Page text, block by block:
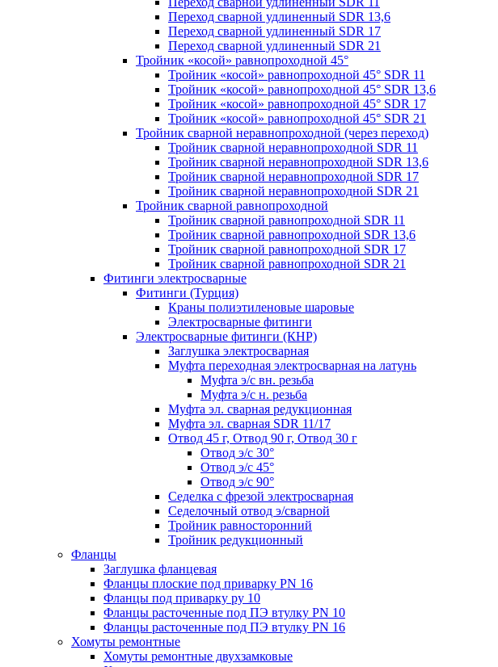
Переход сварной удлиненный SDR 13,6
Переход сварной удлиненный SDR 17
Переход сварной удлиненный SDR 21
Тройник «косой» равнопроходной 45°
Тройник «косой» равнопроходной 45° SDR 11
Тройник «косой» равнопроходной 45° SDR 13,6
Тройник «косой» равнопроходной 45° SDR 17
Тройник «косой» равнопроходной 45° SDR 21
Тройник сварной неравнопроходной (через переход)
Тройник сварной неравнопроходной SDR 11
Тройник сварной неравнопроходной SDR 13,6
Тройник сварной неравнопроходной SDR 17
Тройник сварной неравнопроходной SDR 21
Тройник сварной равнопроходной
Тройник сварной равнопроходной SDR 11
Тройник сварной равнопроходной SDR 13,6
Тройник сварной равнопроходной SDR 17
Тройник сварной равнопроходной SDR 21
Фитинги электросварные
Фитинги (Турция)
Краны полиэтиленовые шаровые
Электросварные фитинги
Электросварные фитинги (КНР)
Заглушка электросварная
Муфта переходная электросварная на латунь
Муфта э/с вн. резьба
Муфта э/с н. резьба
Муфта эл. cварная редукционная
Муфта эл. сварная SDR 11/17
Отвод 45 г, Отвод 90 г, Отвод 30 г
Отвод э/с 30°
Отвод э/с 45°
Отвод э/с 90°
Седелка с фрезой электросварная
Седелочный отвод э/сварной
Тройник равносторонний
Тройник редукционный
Фланцы
Заглушка фланцевая
Фланцы плоские под приварку PN 16
Фланцы под приварку ру 10
Фланцы расточенные под ПЭ втулку PN 10
Фланцы расточенные под ПЭ втулку PN 16
Хомуты ремонтные
Хомуты ремонтные двухзамковые